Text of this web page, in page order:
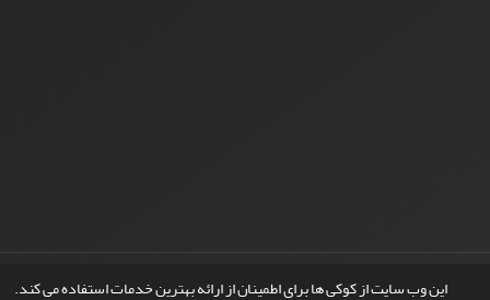
این وب سایت از کوکی ها برای اطمینان از ارائه بهترین خدمات استفاده می کند.
© سامانه مدیریت نشریات علمی.طراحی و پیاده سازی ازسیناوب